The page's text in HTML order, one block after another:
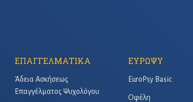
ΕΠΑΓΓΕΛΜΑΤΙΚΑ
Άδεια Ασκήσεως
Επαγγέλματος Ψυχολόγου
ΕΥΡΩΨΥ
EuroPsy Basic
Οφέλη